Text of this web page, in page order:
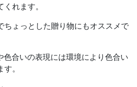
れます。
ょっとした贈り物にもオススメで
合いの表現には環境により色合い
。